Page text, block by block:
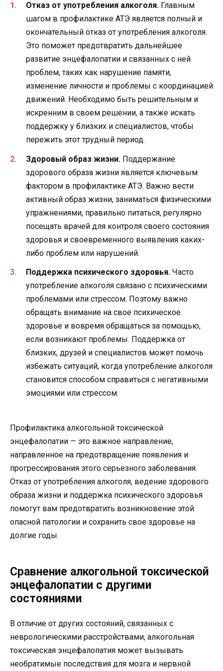
Отказ от употребления алкоголя. Главным
шагом в профилактике АТЭ является полный и
окончательный отказ от употребления алкоголя.
Это поможет предотвратить дальнейшее
развитие энцефалопатии и связанных с ней
проблем, таких как нарушение памяти,
изменение личности и проблемы с координацией
движений. Необходимо быть решительным и
искренним в своем решении, а также искать
поддержку у близких и специалистов, чтобы
пережить этот трудный период.
Здоровый образ жизни. Поддержание
здорового образа жизни является ключевым
фактором в профилактике АТЭ. Важно вести
активный образ жизни, заниматься физическими
упражнениями, правильно питаться, регулярно
посещать врачей для контроля своего состояния
здоровья и своевременного выявления каких-
либо проблем или нарушений.
Поддержка психического здоровья. Часто
употребление алкоголя связано с психическими
проблемами или стрессом. Поэтому важно
обращать внимание на свое психическое
здоровье и вовремя обращаться за помощью,
если возникают проблемы. Поддержка от
близких, друзей и специалистов может помочь
избежать ситуаций, когда употребление алкоголя
становится способом справиться с негативными
эмоциями или стрессом.
Профилактика алкогольной токсической
энцефалопатии — это важное направление,
направленное на предотвращение появления и
прогрессирования этого серьезного заболевания.
Отказ от употребления алкоголя, ведение здорового
образа жизни и поддержка психического здоровья
помогут вам предотвратить возникновение этой
опасной патологии и сохранить свое здоровье на
долгие годы.
Сравнение алкогольной токсической
энцефалопатии с другими
состояниями
В отличие от других состояний, связанных с
неврологическими расстройствами, алкогольная
токсическая энцефалопатия может вызывать
необратимые последствия для мозга и нервной